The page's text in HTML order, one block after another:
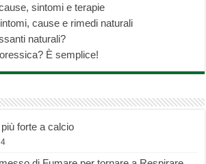
sintomi e terapie
cause e rimedi naturali
naturali?
È semplice!
forte a calcio
4